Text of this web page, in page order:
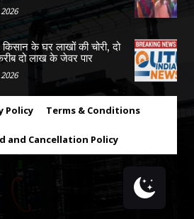
किसान के घर लाखों की चोरी, दो
दो लाख के जेवर पार
Policy Terms & Conditions
and Cancellation Policy